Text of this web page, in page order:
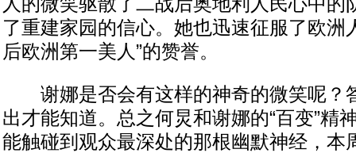
了重建家园的信心。她也迅速征服了欧洲
后欧洲第一美人”的赞誉。
谢娜是否会有这样的神奇的微笑呢？
出才能知道。总之何炅和谢娜的“百变”精
能触碰到观众最深处的那根幽默神经，本